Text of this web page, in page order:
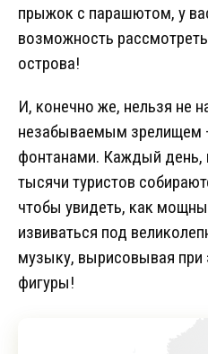
прыжок с парашютом, у
возможность
острова!
И, конечно же, нельзя не
незабываемым зрелищем
фонтанами. Каждый день,
тысячи туристов
чтобы увидеть, как
извиваться под
музыку, вырисовывая при
фигуры!